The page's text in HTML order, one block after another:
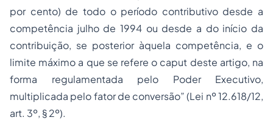
por cento) de todo o período contributivo desde a
competência julho de 1994 ou desde a do início da
contribuição, se posterior àquela competência, e o
limite máximo a que se refere o caput deste artigo, na
forma regulamentada pelo Poder Executivo,
multiplicada pelo fator de conversão” (Lei nº 12.618/12,
art. 3º, § 2º).